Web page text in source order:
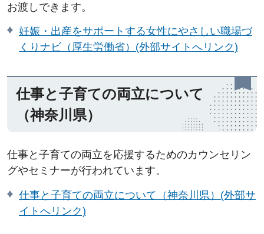
お渡しできます。
妊娠・出産をサポートする女性にやさしい職場づ
くりナビ（厚生労働省）(外部サイトへリンク)
仕事と子育ての両立について
（神奈川県）
仕事と子育ての両立を応援するためのカウンセリン
グやセミナーが行われています。
仕事と子育ての両立について（神奈川県）(外部サ
イトへリンク)